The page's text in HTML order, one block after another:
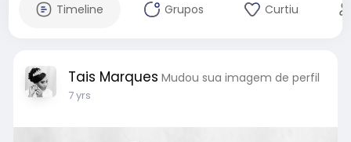
Timeline Grupos Curtiu
Tais Marques Mudou sua imagem de perfil
7 yrs